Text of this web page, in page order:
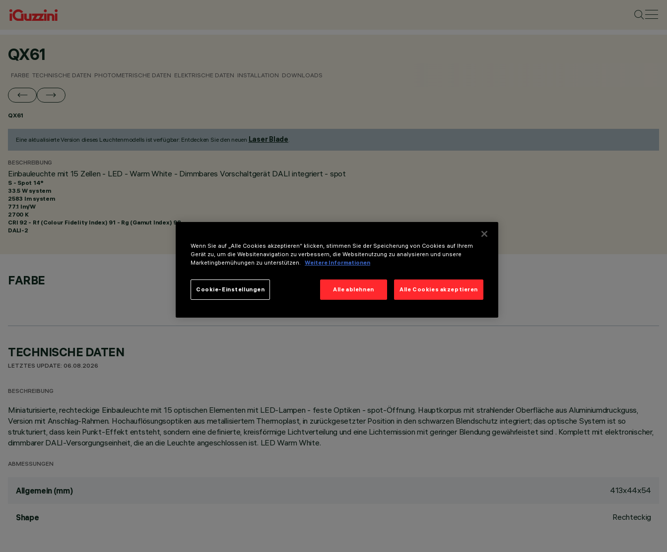
QX61
FARBE TECHNISCHE DATEN PHOTOMETRISCHE DATEN ELEKTRISCHE DATEN INSTALLATION DOWNLOADS
QX61
Eine aktualisierte Version dieses Leuchtenmodells ist verfügbar: Entdecken Sie den neuen Laser Blade.
BESCHREIBUNG
Einbauleuchte mit 15 Zellen - LED - Warm White - Dimmbares Vorschaltgerät DALI integriert - spot
S - Spot 14°
33.5 W system
2583 lm system
77.1 lm/W
2700 K
CRI 92 - Rf (Colour Fidelity Index) 91 - Rg (Gamut Index) 98
DALI-2
FARBE
TECHNISCHE DATEN
LETZTES UPDATE: 06.08.2026
BESCHREIBUNG
Miniaturisierte, rechteckige Einbauleuchte mit 15 optischen Elementen mit LED-Lampen - feste Optiken - spot-Öffnung. Hauptkorpus mit strahlender Oberfläche aus Aluminiumdruckguss,
Version mit Anschlag-Rahmen. Hochauflösungsoptiken aus metallisiertem Thermoplast, in zurückgesetzter Position in den schwarzen Blendschutz integriert; das optische System ist so
strukturiert, dass kein Punkt-Effekt entsteht, sondern eine definierte, kreisförmige Lichtverteilung und eine Lichtemission mit geringer Blendung gewährleistet sind . Komplett mit elektronischer,
dimmbarer DALI-Versorgungseinheit, die an die Leuchte angeschlossen ist. LED Warm White.
ABMESSUNGEN
Allgemein (mm) 413x44x54
Shape Rechteckig
Wenn Sie auf „Alle Cookies akzeptieren“ klicken, stimmen Sie der Speicherung von Cookies auf Ihrem
Gerät zu, um die Websitenavigation zu verbessern, die Websitenutzung zu analysieren und unsere
Marketingbemühungen zu unterstützen.
Weitere Informationen
Alle ablehnen Alle Cookies akzeptieren
Cookie-Einstellungen